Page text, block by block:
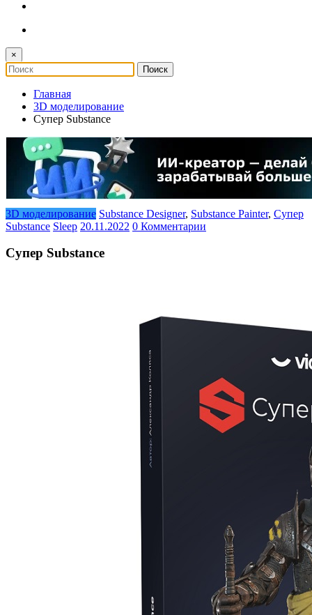
×
Главная
3D моделирование
Супер Substance
3D моделирование Substance Designer, Substance Painter, Супер
Substance Sleep 20.11.2022 0 Комментарии
Супер Substance